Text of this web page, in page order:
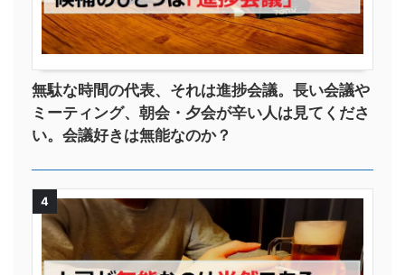
無駄な時間の代表、それは進捗会議。長い会議や
ミーティング、朝会・夕会が辛い人は見てくださ
い。会議好きは無能なのか？
4